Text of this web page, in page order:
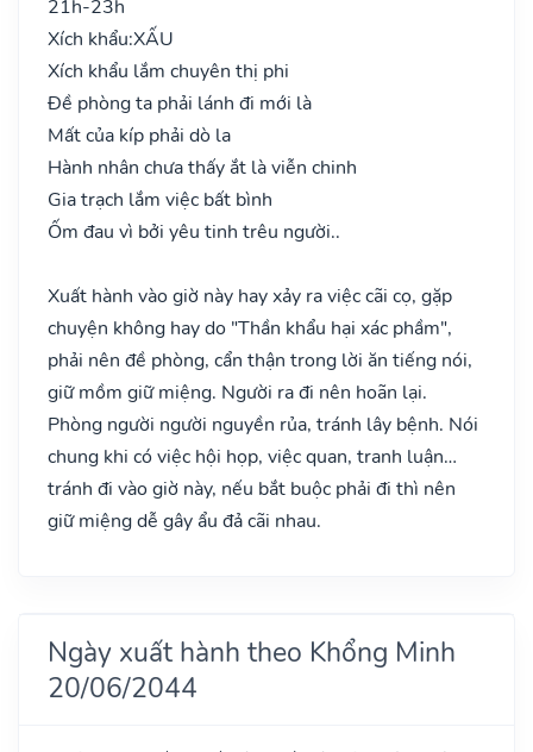
21h-23h
Xích khẩu:XẤU
Xích khẩu lắm chuyên thị phi
Đề phòng ta phải lánh đi mới là
Mất của kíp phải dò la
Hành nhân chưa thấy ắt là viễn chinh
Gia trạch lắm việc bất bình
Ốm đau vì bởi yêu tinh trêu người..
Xuất hành vào giờ này hay xảy ra việc cãi cọ, gặp
chuyện không hay do "Thần khẩu hại xác phầm",
phải nên đề phòng, cẩn thận trong lời ăn tiếng nói,
giữ mồm giữ miệng. Người ra đi nên hoãn lại.
Phòng người người nguyền rủa, tránh lây bệnh. Nói
chung khi có việc hội họp, việc quan, tranh luận…
tránh đi vào giờ này, nếu bắt buộc phải đi thì nên
giữ miệng dễ gây ẩu đả cãi nhau.
Ngày xuất hành theo Khổng Minh
20/06/2044